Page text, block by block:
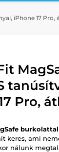
iPhone 17 Pro,
Pro,
burkolattal
keres, ami
nálunk